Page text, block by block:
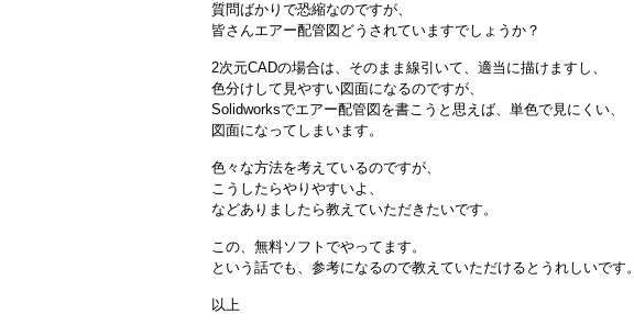
質問ばかりで恐縮なのですが、
皆さんエアー配管図どうされていますでしょうか？
2次元CADの場合は、そのまま線引いて、適当に描けますし、
色分けして見やすい図面になるのですが、
Solidworksでエアー配管図を書こうと思えば、単色で見にくい、
図面になってしまいます。
色々な方法を考えているのですが、
こうしたらやりやすいよ、
などありましたら教えていただきたいです。
この、無料ソフトでやってます。
という話でも、参考になるので教えていただけるとうれしいです。
以上